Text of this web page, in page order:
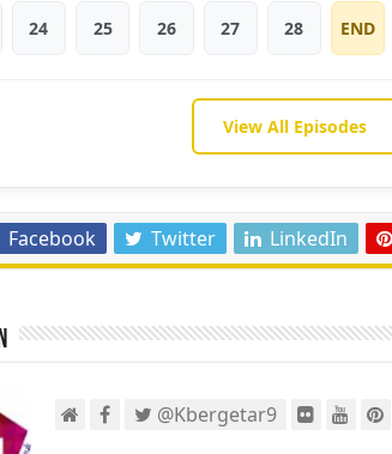
24 25 26 27 28 END
View All Episodes
Facebook Twitter LinkedIn
@Kbergetar9